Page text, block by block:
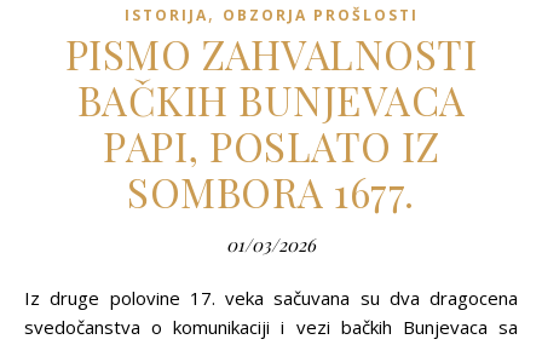
ISTORIJA, OBZORJA PROŠLOSTI
PISMO ZAHVALNOSTI
BAČKIH BUNJEVACA
PAPI, POSLATO IZ
SOMBORA 1677.
01/03/2026
Iz druge polovine 17. veka sačuvana su dva dragocena
svedočanstva o komunikaciji i vezi bačkih Bunjevaca sa